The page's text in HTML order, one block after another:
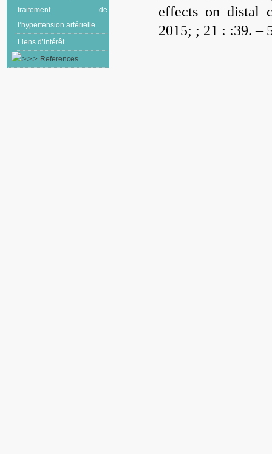
traitement de
l’hypertension artérielle
Liens d’intérêt
References
effects on distal
2015; ; 21 : :39. –